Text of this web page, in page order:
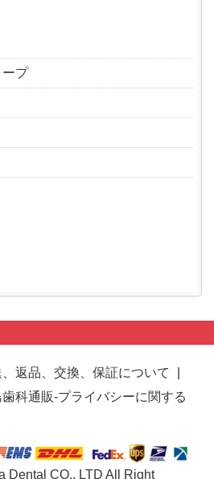
プ
、返品、交換、保証について
科通販-プライバシーに関する
Dental CO., LTD All Right